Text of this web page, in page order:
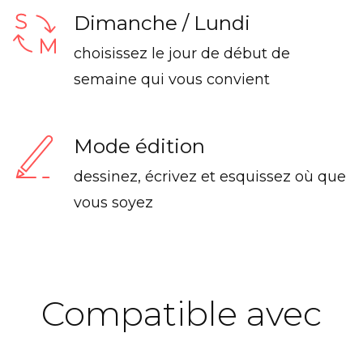
Dimanche / Lundi
choisissez le jour de début de
semaine qui vous convient
Mode édition
dessinez, écrivez et esquissez où que
vous soyez
Compatible avec